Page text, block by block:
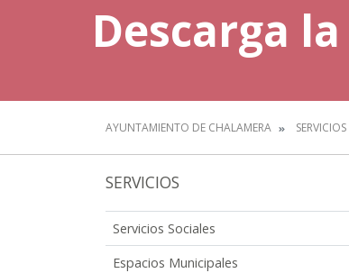
Descarga
AYUNTAMIENTO DE CHALAMERA SERVICIOS
SERVICIOS
Servicios Sociales
Espacios Municipales